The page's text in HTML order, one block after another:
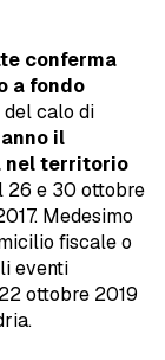
conferma
a fondo
del calo di
il
nel territorio
26 e 30 ottobre
Medesimo
fiscale o
eventi
ottobre 2019